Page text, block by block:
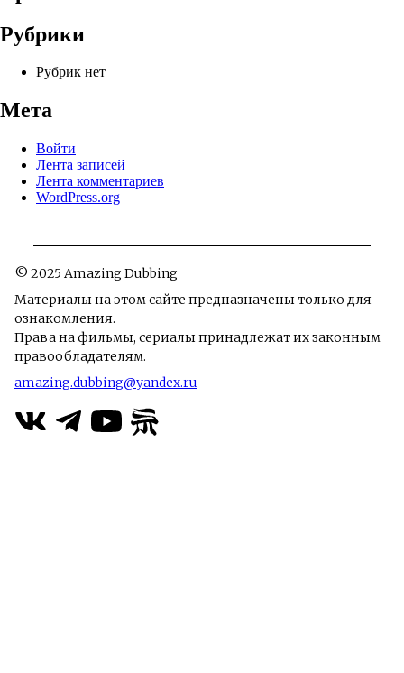
Рубрики
Рубрик нет
Мета
Войти
Лента записей
Лента комментариев
WordPress.org
© 2025 Amazing Dubbing
Материалы на этом сайте предназначены только для
ознакомления.
Права на фильмы, сериалы принадлежат их законным
правообладателям.
amazing.dubbing@yandex.ru